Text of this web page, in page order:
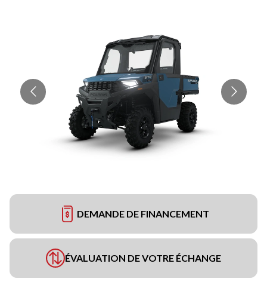
DEMANDE DE FINANCEMENT
ÉVALUATION DE VOTRE ÉCHANGE